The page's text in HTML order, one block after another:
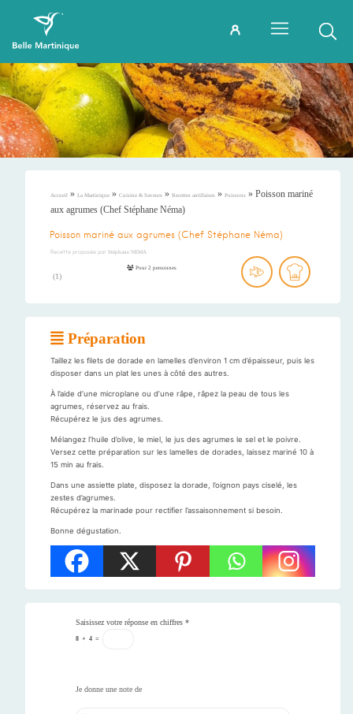
Accueil » La Martinique » Cuisine & Saveurs » Recettes antillaises » Poissons » Poisson mariné
aux agrumes (Chef Stéphane Néma)
Poisson mariné aux agrumes (Chef Stéphane Néma)
Recette proposée par Stéphane NEMA
(1)
Pour 2 personnes
Préparation
Taillez les filets de dorade en lamelles d’environ 1 cm d’épaisseur, puis les
disposer dans un plat les unes à côté des autres.
À l’aide d’une microplane ou d’une râpe, râpez la peau de tous les
agrumes, réservez au frais.
Récupérez le jus des agrumes.
Mélangez l’huile d’olive, le miel, le jus des agrumes le sel et le poivre.
Versez cette préparation sur les lamelles de dorades, laissez mariné 10 à
15 min au frais.
Dans une assiette plate, disposez la dorade, l’oignon pays ciselé, les
zestes d’agrumes.
Récupérez la marinade pour rectifier l’assaisonnement si besoin.
Bonne dégustation.
Saisissez votre réponse en chiffres *
8 + 4 =